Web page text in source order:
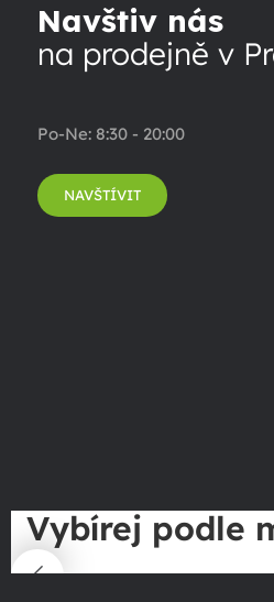
Navštiv nás
na prodejně v
Po-Ne: 8:30 - 20:00
NAVŠTÍVIT
Vybírej podle